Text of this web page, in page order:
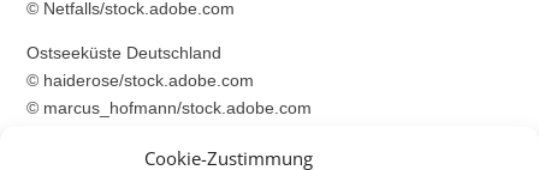
Cookie-Zustimmung
© Netfalls/stock.adobe.com
Ostseeküste Deutschland
© haiderose/stock.adobe.com
© marcus_hofmann/stock.adobe.com
© Sebastian Weimar/stock.adobe.com